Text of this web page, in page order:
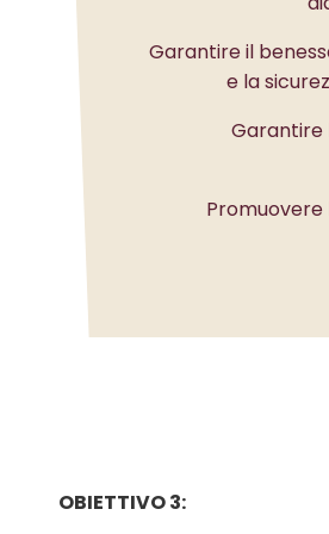
Garantire il
e la
Garantire
OBIETTIVO 3: